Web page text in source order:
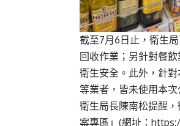
截至7月6日止，衛生
回收作業；另針對餐
衛生安全。此外，針
等業者，皆未使用本
衛生局長陳南松提醒
案專區」(網址：